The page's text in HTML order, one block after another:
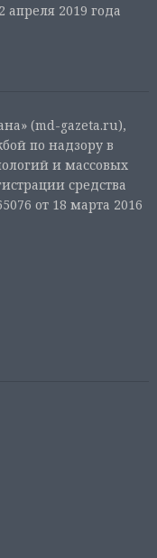
2019 года
(md-gazeta.ru),
по надзору в
и массовых
средства
от 18 марта 2016